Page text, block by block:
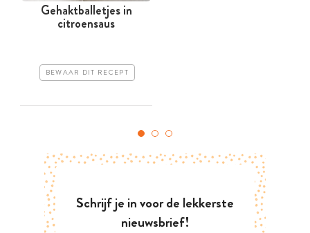
Gehaktballetjes in
citroensaus
BEWAAR DIT RECEPT
Schrijf je in voor de lekkerste
nieuwsbrief!